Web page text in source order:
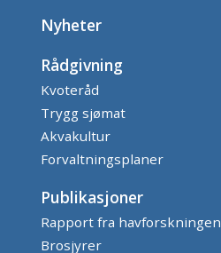
Nyheter
Rådgivning
Kvoteråd
Trygg sjømat
Akvakultur
Forvaltningsplaner
Publikasjoner
Rapport fra havforskningen
Brosjyrer